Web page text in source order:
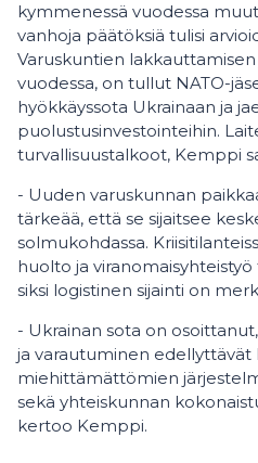
kymmenessä vuodessa
vanhoja päätöksiä tulisi
Varuskuntien
vuodessa, on tullut NATO-
hyökkäyssota Ukrainaan ja
puolustusinvestointeihin.
turvallisuustalkoot, Kemppi
- Uuden varuskunnan
tärkeää, että se sijaitsee
solmukohdassa.
huolto ja
siksi logistinen sijainti on
- Ukrainan sota on
ja varautuminen
miehittämättömien
sekä yhteiskunnan
kertoo Kemppi.